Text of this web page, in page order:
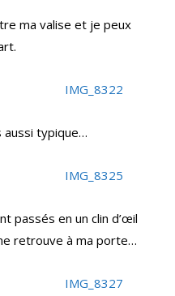
ma valise et je peux
aussi typique…
passés en un clin d’œil
retrouve à ma porte…